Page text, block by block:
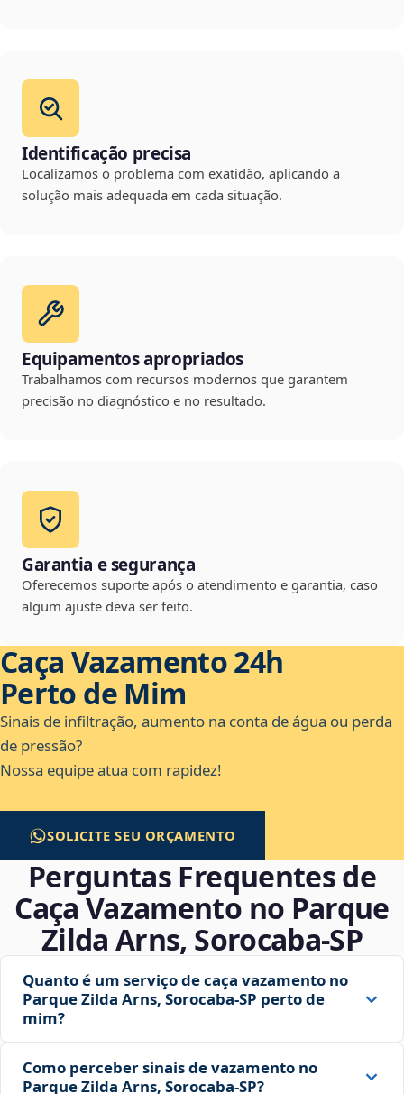
Identificação precisa
Localizamos o problema com exatidão, aplicando a
solução mais adequada em cada situação.
Equipamentos apropriados
Trabalhamos com recursos modernos que garantem
precisão no diagnóstico e no resultado.
Garantia e segurança
Oferecemos suporte após o atendimento e garantia, caso
algum ajuste deva ser feito.
Caça Vazamento 24h
Perto de Mim
Sinais de infiltração, aumento na conta de água ou perda
de pressão?
Nossa equipe atua com rapidez!
SOLICITE SEU ORÇAMENTO
Perguntas Frequentes de
Caça Vazamento no Parque
Zilda Arns, Sorocaba‑SP
Quanto é um serviço de caça vazamento no
Parque Zilda Arns, Sorocaba‑SP perto de
mim?
Como perceber sinais de vazamento no
Parque Zilda Arns, Sorocaba‑SP?